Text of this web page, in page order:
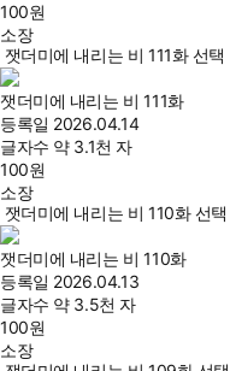
100원
소장
잿더미에 내리는 비 111화 선택
잿더미에 내리는 비 111화
등록일 2026.04.14
글자수 약 3.1천 자
100원
소장
잿더미에 내리는 비 110화 선택
잿더미에 내리는 비 110화
등록일 2026.04.13
글자수 약 3.5천 자
100원
소장